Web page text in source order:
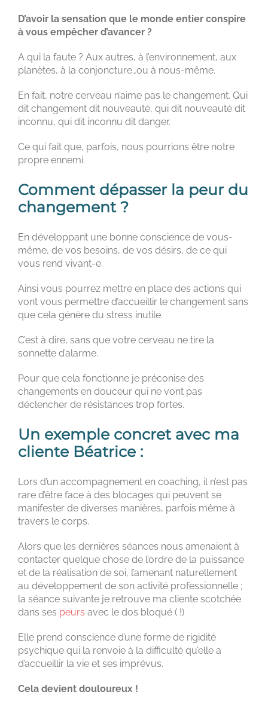
D’avoir la sensation que le monde entier conspire
à vous empêcher d’avancer ?
A qui la faute ? Aux autres, à l’environnement, aux
planètes, à la conjoncture…ou à nous-même.
En fait, notre cerveau n’aime pas le changement. Qui
dit changement dit nouveauté, qui dit nouveauté dit
inconnu, qui dit inconnu dit danger.
Ce qui fait que, parfois, nous pourrions être notre
propre ennemi.
Comment dépasser la peur du
changement ?
En développant une bonne conscience de vous-
même, de vos besoins, de vos désirs, de ce qui
vous rend vivant-e.
Ainsi vous pourrez mettre en place des actions qui
vont vous permettre d’accueillir le changement sans
que cela génère du stress inutile.
C’est à dire, sans que votre cerveau ne tire la
sonnette d’alarme.
Pour que cela fonctionne je préconise des
changements en douceur qui ne vont pas
déclencher de résistances trop fortes.
Un exemple concret avec ma
cliente Béatrice :
Lors d’un accompagnement en coaching, il n’est pas
rare d’être face à des blocages qui peuvent se
manifester de diverses manières, parfois même à
travers le corps.
Alors que les dernières séances nous amenaient à
contacter quelque chose de l’ordre de la puissance
et de la réalisation de soi, l’amenant naturellement
au développement de son activité professionnelle ;
la séance suivante je retrouve ma cliente scotchée
dans ses peurs avec le dos bloqué ( !)
Elle prend conscience d’une forme de rigidité
psychique qui la renvoie à la difficulté qu’elle a
d’accueillir la vie et ses imprévus.
Cela devient douloureux !